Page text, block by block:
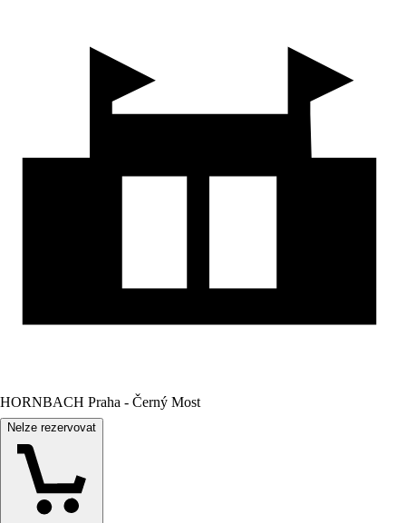
HORNBACH Praha - Černý Most
Nelze rezervovat